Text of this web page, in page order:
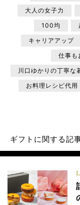
大人の女子力
100均
キャリアアップ
仕事も
川口ゆかりの丁寧な
お料理レシピ代用
ギフトに関する記